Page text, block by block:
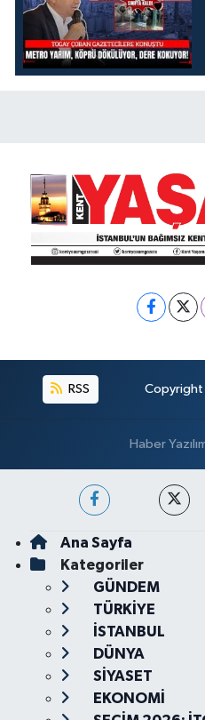
RSS Copyright
Haber
Ana Sayfa
Kategoriler
GÜNDEM
TÜRKİYE
İSTANBUL
DÜNYA
SİYASET
EKONOMİ